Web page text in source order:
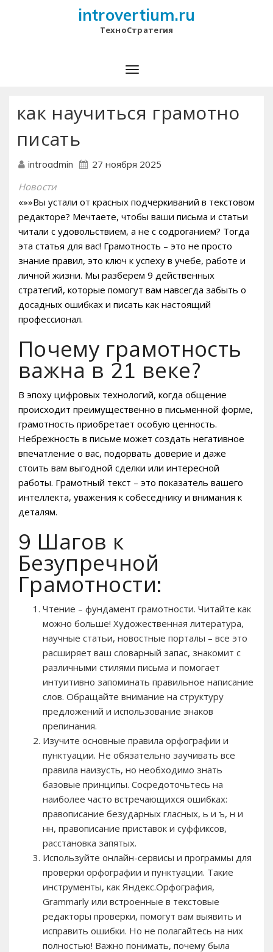
introvertium.ru
ТехноСтратегия
как научиться грамотно
писать
introadmin 27 ноября 2025
Новости
«»»Вы устали от красных подчеркиваний в текстовом
редакторе? Мечтаете, чтобы ваши письма и статьи
читали с удовольствием, а не с содроганием? Тогда
эта статья для вас! Грамотность – это не просто
знание правил, это ключ к успеху в учебе, работе и
личной жизни. Мы разберем 9 действенных
стратегий, которые помогут вам навсегда забыть о
досадных ошибках и писать как настоящий
профессионал.
Почему грамотность
важна в 21 веке?
В эпоху цифровых технологий, когда общение
происходит преимущественно в письменной форме,
грамотность приобретает особую ценность.
Небрежность в письме может создать негативное
впечатление о вас, подорвать доверие и даже
стоить вам выгодной сделки или интересной
работы. Грамотный текст – это показатель вашего
интеллекта, уважения к собеседнику и внимания к
деталям.
9 Шагов к
Безупречной
Грамотности:
Чтение – фундамент грамотности. Читайте как
можно больше! Художественная литература,
научные статьи, новостные порталы – все это
расширяет ваш словарный запас, знакомит с
различными стилями письма и помогает
интуитивно запоминать правильное написание
слов. Обращайте внимание на структуру
предложений и использование знаков
препинания.
Изучите основные правила орфографии и
пунктуации. Не обязательно заучивать все
правила наизусть, но необходимо знать
базовые принципы. Сосредоточьтесь на
наиболее часто встречающихся ошибках:
правописание безударных гласных, ь и ъ, н и
нн, правописание приставок и суффиксов,
расстановка запятых.
Используйте онлайн-сервисы и программы для
проверки орфографии и пунктуации. Такие
инструменты, как Яндекс.Орфография,
Grammarly или встроенные в текстовые
редакторы проверки, помогут вам выявить и
исправить ошибки. Но не полагайтесь на них
полностью! Важно понимать, почему была